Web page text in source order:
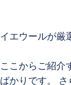
イエウールが厳
ここからご紹介
ばかりです。 さ